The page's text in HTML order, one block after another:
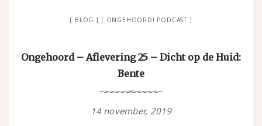
BLOG ONGEHOORD! PODCAST
Ongehoord – Aflevering 25 – Dicht op de Huid:
Bente
14 november, 2019